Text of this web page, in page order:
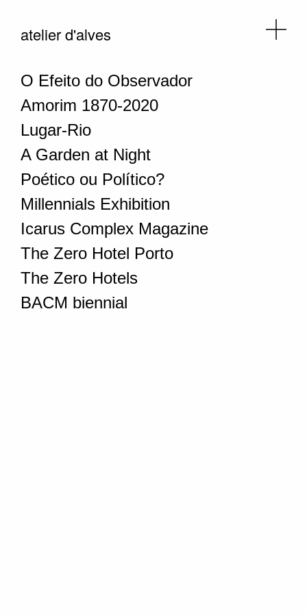
atelier d'alves
O Efeito do Observador
Amorim 1870-2020
Lugar-Rio
A Garden at Night
Poético ou Político?
Millennials Exhibition
Icarus Complex Magazine
The Zero Hotel Porto
The Zero Hotels
BACM biennial